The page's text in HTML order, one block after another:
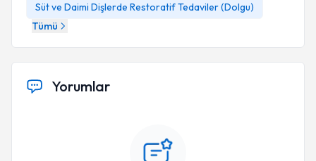
Süt ve Daimi Dişlerde Restoratif Tedaviler (Dolgu)
Tümü
Yorumlar